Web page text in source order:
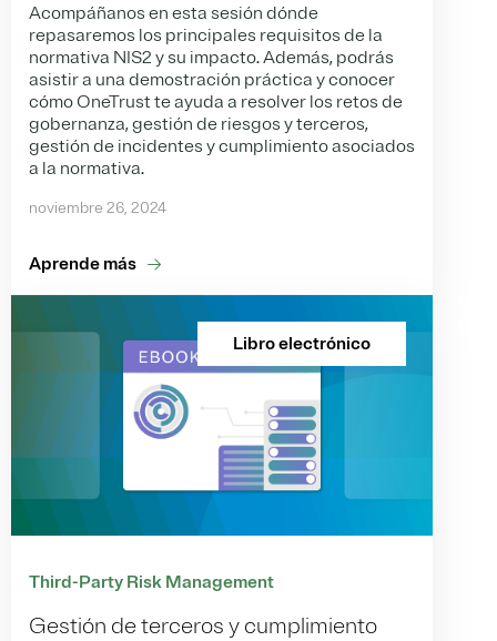
Acompáñanos en esta sesión dónde
repasaremos los principales requisitos de la
normativa NIS2 y su impacto. Además, podrás
asistir a una demostración práctica y conocer
cómo OneTrust te ayuda a resolver los retos de
gobernanza, gestión de riesgos y terceros,
gestión de incidentes y cumplimiento asociados
a la normativa.
noviembre 26, 2024
Aprende más
Libro electrónico
Third-Party Risk Management
Gestión de terceros y cumplimiento